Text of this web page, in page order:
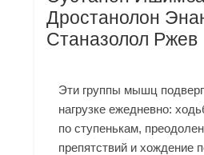
Дростанолон
Станазолол Ржев
Эти группы мышц
нагрузке ежедневно:
по ступенькам,
препятствий и хождение